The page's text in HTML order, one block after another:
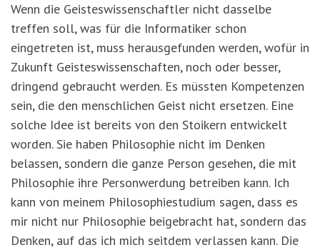
Wenn die Geisteswissenschaftler nicht dasselbe
treffen soll, was für die Informatiker schon
eingetreten ist, muss herausgefunden werden, wofür in
Zukunft Geisteswissenschaften, noch oder besser,
dringend gebraucht werden. Es müssten Kompetenzen
sein, die den menschlichen Geist nicht ersetzen. Eine
solche Idee ist bereits von den Stoikern entwickelt
worden. Sie haben Philosophie nicht im Denken
belassen, sondern die ganze Person gesehen, die mit
Philosophie ihre Personwerdung betreiben kann. Ich
kann von meinem Philosophiestudium sagen, dass es
mir nicht nur Philosophie beigebracht hat, sondern das
Denken, auf das ich mich seitdem verlassen kann. Die